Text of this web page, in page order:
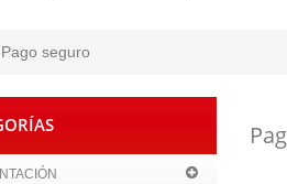
Pago seguro